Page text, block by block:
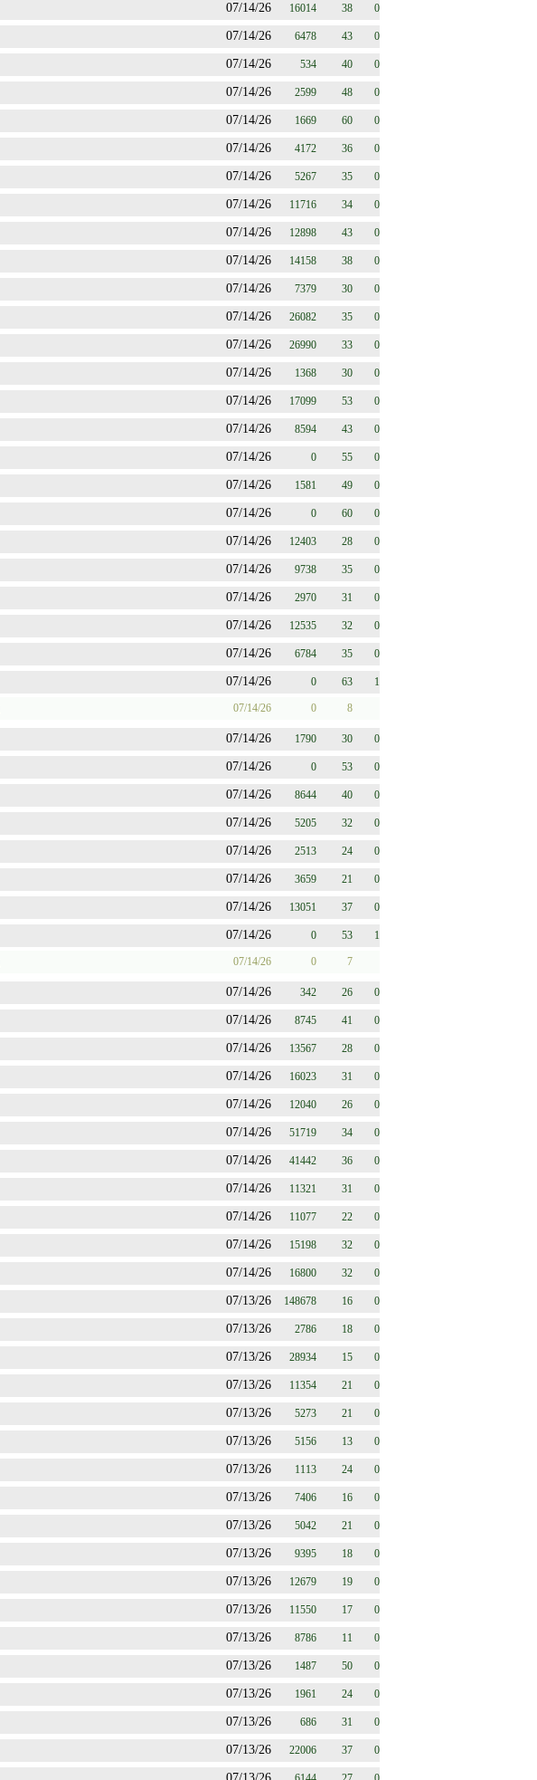
07/14/26 16014 38 0
07/14/26 6478 43 0
07/14/26 534 40 0
07/14/26 2599 48 0
07/14/26 1669 60 0
07/14/26 4172 36 0
07/14/26 5267 35 0
07/14/26 11716 34 0
07/14/26 12898 43 0
07/14/26 14158 38 0
07/14/26 7379 30 0
07/14/26 26082 35 0
07/14/26 26990 33 0
07/14/26 1368 30 0
07/14/26 17099 53 0
07/14/26 8594 43 0
07/14/26 0 55 0
07/14/26 1581 49 0
07/14/26 0 60 0
07/14/26 12403 28 0
07/14/26 9738 35 0
07/14/26 2970 31 0
07/14/26 12535 32 0
07/14/26 6784 35 0
07/14/26 0 63 1
07/14/26 0 8
07/14/26 1790 30 0
07/14/26 0 53 0
07/14/26 8644 40 0
07/14/26 5205 32 0
07/14/26 2513 24 0
07/14/26 3659 21 0
07/14/26 13051 37 0
07/14/26 0 53 1
07/14/26 0 7
07/14/26 342 26 0
07/14/26 8745 41 0
07/14/26 13567 28 0
07/14/26 16023 31 0
07/14/26 12040 26 0
07/14/26 51719 34 0
07/14/26 41442 36 0
07/14/26 11321 31 0
07/14/26 11077 22 0
07/14/26 15198 32 0
07/14/26 16800 32 0
07/13/26 148678 16 0
07/13/26 2786 18 0
07/13/26 28934 15 0
07/13/26 11354 21 0
07/13/26 5273 21 0
07/13/26 5156 13 0
07/13/26 1113 24 0
07/13/26 7406 16 0
07/13/26 5042 21 0
07/13/26 9395 18 0
07/13/26 12679 19 0
07/13/26 11550 17 0
07/13/26 8786 11 0
07/13/26 1487 50 0
07/13/26 1961 24 0
07/13/26 686 31 0
07/13/26 22006 37 0